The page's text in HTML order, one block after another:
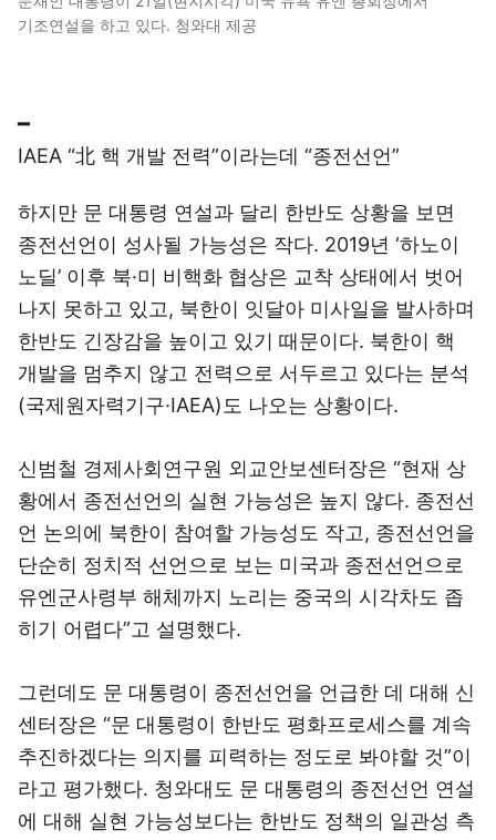
기조연설을 하고 있다. 청와대 제공
━
IAEA “北 핵 개발 전력”이라는데 “종전선언”
하지만 문 대통령 연설과 달리 한반도 상황을 보면
종전선언이 성사될 가능성은 작다. 2019년 ‘하노이
노딜’ 이후 북·미 비핵화 협상은 교착 상태에서 벗어
나지 못하고 있고, 북한이 잇달아 미사일을 발사하며
한반도 긴장감을 높이고 있기 때문이다. 북한이 핵
개발을 멈추지 않고 전력으로 서두르고 있다는 분석
(국제원자력기구·IAEA)도 나오는 상황이다.
신범철 경제사회연구원 외교안보센터장은 “현재 상
황에서 종전선언의 실현 가능성은 높지 않다. 종전선
언 논의에 북한이 참여할 가능성도 작고, 종전선언을
단순히 정치적 선언으로 보는 미국과 종전선언으로
유엔군사령부 해체까지 노리는 중국의 시각차도 좁
히기 어렵다”고 설명했다.
그런데도 문 대통령이 종전선언을 언급한 데 대해 신
센터장은 “문 대통령이 한반도 평화프로세스를 계속
추진하겠다는 의지를 피력하는 정도로 봐야할 것”이
라고 평가했다. 청와대도 문 대통령의 종전선언 연설
에 대해 실현 가능성보다는 한반도 정책의 일관성 측